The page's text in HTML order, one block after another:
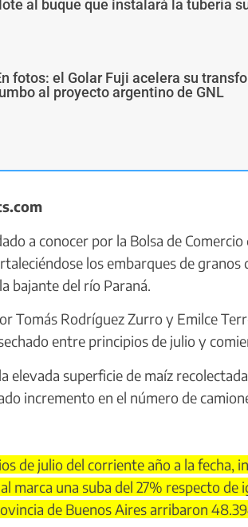
al buque que instalará la tubería
fotos: el Golar Fuji acelera su
al proyecto argentino de GNL
a conocer por la Bolsa de
los embarques de granos
bajante del río Paraná.
Tomás Rodríguez Zurro y Emilce
entre principios de julio y
elevada superficie de maíz
incremento en el número de
de julio del corriente año a la fecha,
marca una suba del 27% respecto
de Buenos Aires arribaron